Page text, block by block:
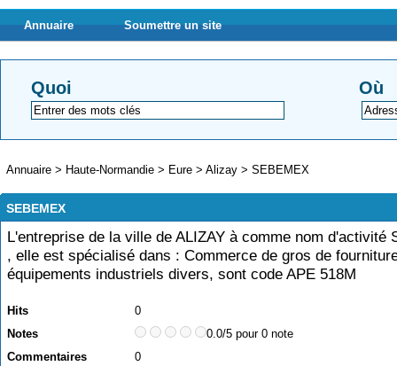
Annuaire Soumettre un site
Quoi Où
Annuaire > Haute-Normandie > Eure > Alizay > SEBEMEX
SEBEMEX
L'entreprise de la ville de ALIZAY à comme nom d'activité
, elle est spécialisé dans : Commerce de gros de
équipements industriels divers, sont code APE 518M
Hits
0
Notes
0.0/5 pour 0 note
Commentaires
0